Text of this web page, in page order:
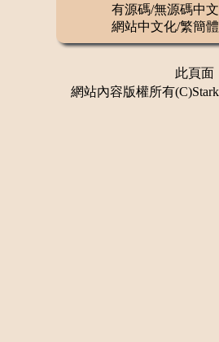
有源碼/無源碼中
網站中文化/繁簡
此頁面
網站內容版權所有